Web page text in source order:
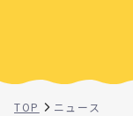
TOP ニュース